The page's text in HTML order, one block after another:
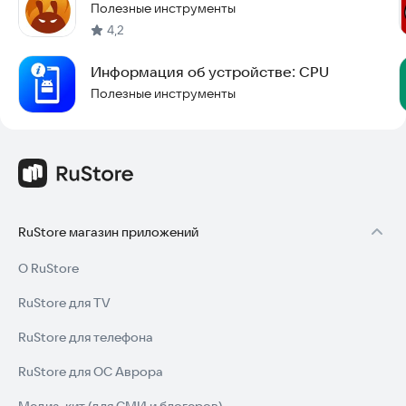
Полезные инструменты
4,2
Информация об устройстве: CPU
Полезные инструменты
RuStore магазин приложений
О RuStore
RuStore для TV
RuStore для телефона
RuStore для ОС Аврора